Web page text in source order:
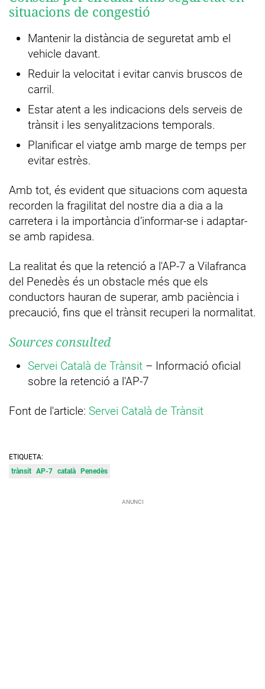
situacions de congestió
Mantenir la distància de seguretat amb el
vehicle davant.
Reduir la velocitat i evitar canvis bruscos de
carril.
Estar atent a les indicacions dels serveis de
trànsit i les senyalitzacions temporals.
Planificar el viatge amb marge de temps per
evitar estrès.
Amb tot, és evident que situacions com aquesta
recorden la fragilitat del nostre dia a dia a la
carretera i la importància d’informar-se i adaptar-
se amb rapidesa.
La realitat és que la retenció a l'AP-7 a Vilafranca
del Penedès és un obstacle més que els
conductors hauran de superar, amb paciència i
precaució, fins que el trànsit recuperi la normalitat.
Sources consulted
Servei Català de Trànsit – Informació oficial
sobre la retenció a l'AP-7
Font de l'article: Servei Català de Trànsit
ETIQUETA:
trànsit AP-7 català Penedès